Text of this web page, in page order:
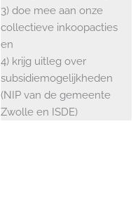
3) doe mee aan onze
collectieve inkoopacties
en
4) krijg uitleg over
subsidiemogelijkheden
(NIP van de gemeente
Zwolle en ISDE)